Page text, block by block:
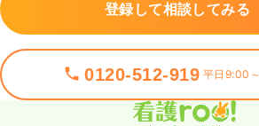
登録して相談してみる
0120-512-919 平日9:00